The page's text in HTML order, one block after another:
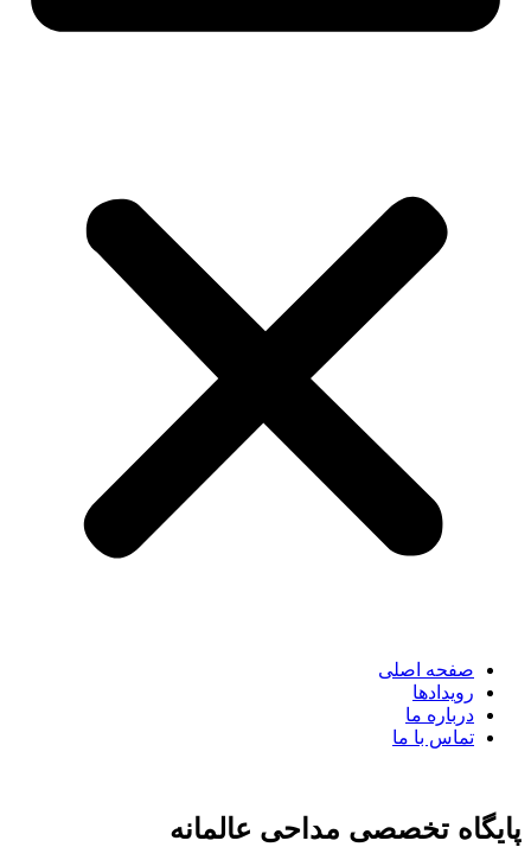
صفحه اصلی
رویدادها
درباره ما
تماس با ما
پایگاه تخصصی مداحی عالمانه